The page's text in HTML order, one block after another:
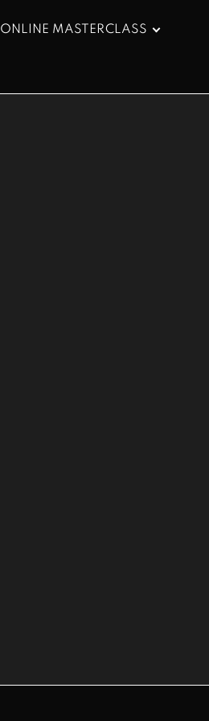
ONLINE MASTERCLASS